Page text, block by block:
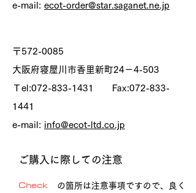
e-mail: ecot-order@star.saganet.ne.jp
〒572-0085
大阪府寝屋川市香里新町24－4-503
Ｔel:072-833-1431 Fax:072-833-
1441
e-mail: info@ecot-ltd.co.jp
ご購入に際しての注意
の箇所は注意事項ですので、良く
Check